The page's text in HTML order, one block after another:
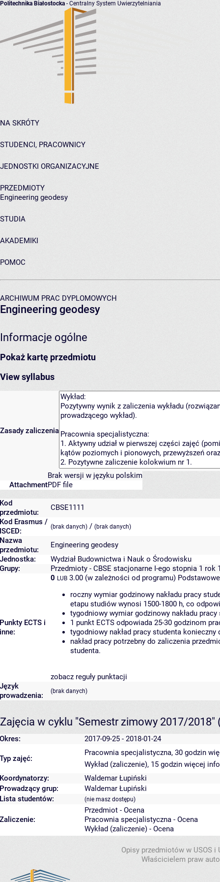
Politechnika Białostocka - Centralny System Uwierzytelniania
NA SKRÓTY
STUDENCI, PRACOWNICY
JEDNOSTKI ORGANIZACYJNE
PRZEDMIOTY
Engineering geodesy
STUDIA
AKADEMIKI
POMOC
ARCHIWUM PRAC DYPLOMOWYCH
Engineering geodesy
Informacje ogólne
Pokaż kartę przedmiotu
View syllabus
Zasady zaliczenia
Brak wersji w języku polskim
AttachmentPDF file
Kod
przedmiotu:
CBSE1111
Kod Erasmus /
ISCED:
(brak danych) / (brak danych)
Nazwa
przedmiotu:
Engineering geodesy
Jednostka:
Wydział Budownictwa i Nauk o Środowisku
Grupy:
Przedmioty - CBSE stacjonarne I-ego stopnia 1 rok
Punkty ECTS i
inne:
0 LUB 3.00 (w zależności od programu)
roczny wymiar godzinowy nakładu pracy
etapu studiów wynosi 1500-1800 h, co
tygodniowy wymiar godzinowy nakładu
1 punkt ECTS odpowiada 25-30 godzinom
tygodniowy nakład pracy studenta
nakład pracy potrzebny do zaliczenia
studenta.
zobacz reguły punktacji
Język
prowadzenia:
(brak danych)
Zajęcia w cyklu "Semestr zimowy 2017/2018"
Okres: 2017-09-25 - 2018-01-24
Typ zajęć:
Pracownia specjalistyczna, 30 godzin
Wykład (zaliczenie), 15 godzin więcej
Koordynatorzy:
Waldemar Łupiński
Prowadzący grup:
Waldemar Łupiński
Lista studentów:
(nie masz dostępu)
Zaliczenie:
Przedmiot - Ocena
Pracownia specjalistyczna - Ocena
Wykład (zaliczenie) - Ocena
Opisy przedmiotów w USOS
Właścicielem praw